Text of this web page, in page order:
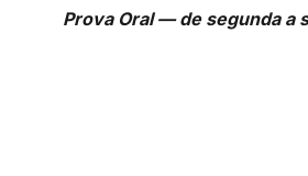
Prova Oral — de segunda a